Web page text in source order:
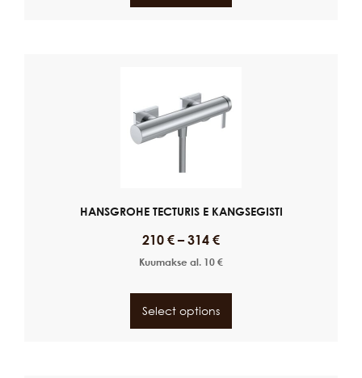
HANSGROHE TECTURIS E KANGSEGISTI
210 € – 314 €
Kuumakse al. 10 €
Select options